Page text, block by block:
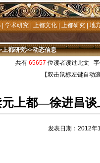
学术研究 上都文化 上都研究 地
上都研究>>动态信息
共有 65657 位读者读过此文
【双击鼠标左键自
上都—徐进昌谈
发表日期：2012